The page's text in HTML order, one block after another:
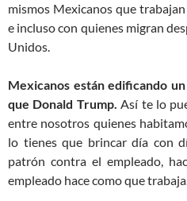
mismos Mexicanos que
e incluso con quienes migran
Unidos.
Mexicanos están edificando
que Donald Trump. Así te lo
entre nosotros quienes
lo tienes que brincar día con
patrón contra el empleado,
empleado hace como que